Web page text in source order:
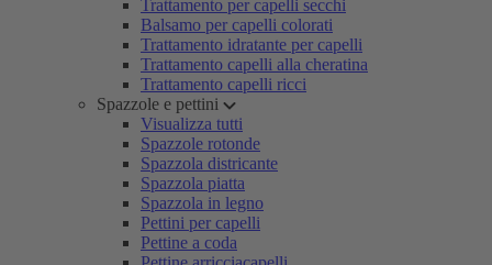
Trattamento per capelli secchi
Balsamo per capelli colorati
Trattamento idratante per capelli
Trattamento capelli alla cheratina
Trattamento capelli ricci
Spazzole e pettini
Visualizza tutti
Spazzole rotonde
Spazzola districante
Spazzola piatta
Spazzola in legno
Pettini per capelli
Pettine a coda